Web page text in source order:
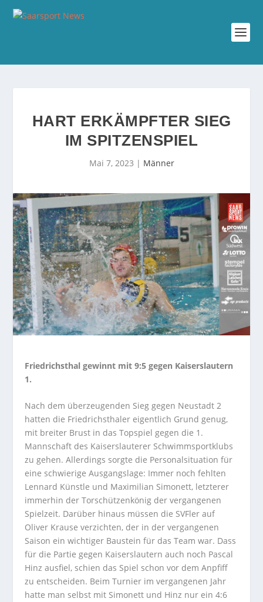
HART ERKÄMPFTER SIEG
IM SPITZENSPIEL
Mai 7, 2023 | Männer
Friedrichsthal gewinnt mit 9:5 gegen Kaiserslautern
1.
Nach dem überzeugenden Sieg gegen Neustadt 2
hatten die Friedrichsthaler eigentlich Grund genug,
mit breiter Brust in das Topspiel gegen die 1.
Mannschaft des Kaiserslauterer Schwimmsportklubs
zu gehen. Allerdings sorgte die Personalsituation für
eine schwierige Ausgangslage: Immer noch fehlten
Lennard Künstle und Maximilian Simonett, letzterer
immerhin der Torschützenkönig der vergangenen
Spielzeit. Darüber hinaus müssen die SVFler auf
Oliver Krause verzichten, der in der vergangenen
Saison ein wichtiger Baustein für das Team war. Dass
für die Partie gegen Kaiserslautern auch noch Pascal
Hinz ausfiel, schien das Spiel schon vor dem Anpfiff
zu entscheiden. Beim Turnier im vergangenen Jahr
hatte man selbst mit Simonett und Hinz nur ein 4:6